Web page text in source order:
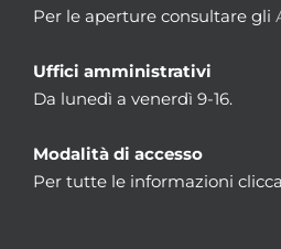
Per le aperture consultare gli
Uffici amministrativi
Da lunedì a venerdì 9-16.
Modalità di accesso
Per tutte le informazioni